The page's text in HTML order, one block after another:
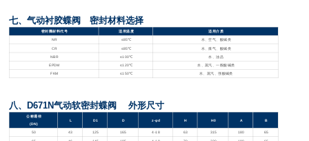
七、气动衬胶蝶阀 密封材料选择
密封圈材料代号 适用温度
适用介质
NR
≤85℃
水、空气、酸碱类
CR
≤85℃
水、煤气、酸碱类
NBR
≤100℃
水、油品
EPDM
≤120℃
水、蒸汽、一般酸碱类
FKM
≤150℃ 水、蒸汽、强酸碱类
八、D671N气动软密封蝶阀 外形尺寸
公称通径
(DN)
L D1 D z-φd H H0 A B
50 43 125 165 4-18 63 315 180
65